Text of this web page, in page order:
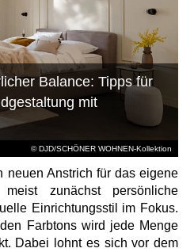
© DJD/SCHÖNER WOHNEN-Kollektion
Balance: Tipps für
mit
neuen Anstrich für das eigene
zunächst persönliche
Einrichtungsstil im Fokus.
Farbtons wird jede Menge
Dabei lohnt es sich vor dem